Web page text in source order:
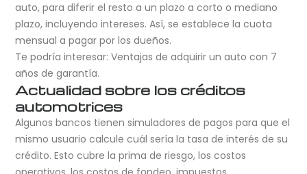
auto, para diferir el resto a un plazo a corto o mediano
plazo, incluyendo intereses. Así, se establece la cuota
mensual a pagar por los dueños.
Te podría interesar: Ventajas de adquirir un auto con 7
años de garantía.
Actualidad sobre los créditos
automotrices
Algunos bancos tienen simuladores de pagos para que el
mismo usuario calcule cuál sería la tasa de interés de su
crédito. Esto cubre la prima de riesgo, los costos